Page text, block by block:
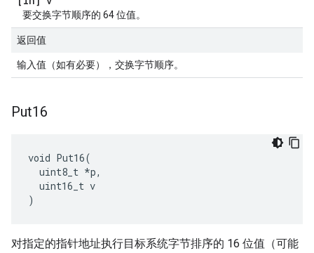
要交换字节顺序的 64 位值。
返回值
输入值（如有必要），交换字节顺序。
Put16
void Put16(
  uint8_t *p,
  uint16_t v
)
对指定的指针地址执行目标系统字节排序的 16 位值（可能